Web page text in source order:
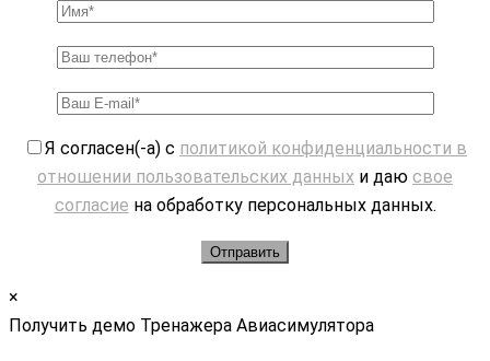
Я согласен(-а) с политикой конфиденциальности в
отношении пользовательских данных и даю свое
согласие на обработку персональных данных.
×
Получить демо Тренажера Авиасимулятора